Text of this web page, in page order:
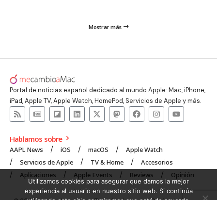
Mostrar más
Portal de noticias español dedicado al mundo Apple: Mac, iPhone,
iPad, Apple TV, Apple Watch, HomePod, Servicios de Apple y más.
Hablamos sobre
AAPL News iOS macOS
Apple Watch
Servicios de Apple
TV & Home
Accesorios
Aplicaciones
Apple Events Reviews Opinión
Utilizamos cookies para asegurar que damos la mejor
experiencia al usuario en nuestro sitio web. Si continúa